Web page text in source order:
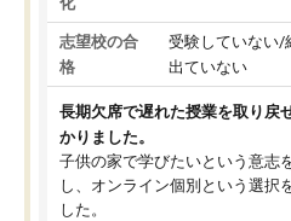
志望校の合
格
受験していない/
出ていない
長期欠席で遅れた授業を取り戻
かりました。
子供の家で学びたいという意志
し、オンライン個別という選択
した。